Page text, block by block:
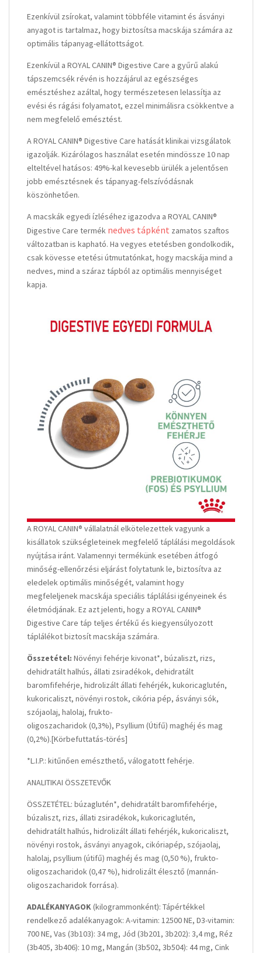
Ezenkívül zsírokat, valamint többféle vitamint és ásványi
anyagot is tartalmaz, hogy biztosítsa macskája számára az
optimális tápanyag-ellátottságot.
Ezenkívül a ROYAL CANIN® Digestive Care a gyűrű alakú
tápszemcsék révén is hozzájárul az egészséges
emésztéshez azáltal, hogy természetesen lelassítja az
evési és rágási folyamatot, ezzel minimálisra csökkentve a
nem megfelelő emésztést.
A ROYAL CANIN® Digestive Care hatását klinikai vizsgálatok
igazolják. Kizárólagos használat esetén mindössze 10 nap
elteltével hatásos: 49%-kal kevesebb ürülék a jelentősen
jobb emésztésnek és tápanyag-felszívódásnak
köszönhetően.
A macskák egyedi ízléséhez igazodva a ROYAL CANIN®
Digestive Care termék nedves tápként zamatos szaftos
változatban is kapható. Ha vegyes etetésben gondolkodik,
csak kövesse etetési útmutatónkat, hogy macskája mind a
nedves, mind a száraz tápból az optimális mennyiséget
kapja.
A ROYAL CANIN® vállalatnál elkötelezettek vagyunk a
kisállatok szükségleteinek megfelelő táplálási megoldások
nyújtása iránt. Valamennyi termékünk esetében átfogó
minőség-ellenőrzési eljárást folytatunk le, biztosítva az
eledelek optimális minőségét, valamint hogy
megfeleljenek macskája speciális táplálási igényeinek és
életmódjának. Ez azt jelenti, hogy a ROYAL CANIN®
Digestive Care táp teljes értékű és kiegyensúlyozott
táplálékot biztosít macskája számára.
Összetétel: Növényi fehérje kivonat*, búzaliszt, rizs,
dehidratált halhús, állati zsiradékok, dehidratált
baromfifehérje, hidrolizált állati fehérjék, kukoricaglutén,
kukoricaliszt, növényi rostok, cikória pép, ásványi sók,
szójaolaj, halolaj, frukto-
oligoszacharidok (0,3%), Psyllium (Útifű) maghéj és mag
(0,2%).[Körbefuttatás-törés]
*L.I.P.: kitűnően emészthető, válogatott fehérje.
ANALITIKAI ÖSSZETEVŐK
ÖSSZETÉTEL: búzaglutén*, dehidratált baromfifehérje,
búzaliszt, rizs, állati zsiradékok, kukoricaglutén,
dehidratált halhús, hidrolizált állati fehérjék, kukoricaliszt,
növényi rostok, ásványi anyagok, cikóriapép, szójaolaj,
halolaj, psyllium (útifű) maghéj és mag (0,50 %), frukto-
oligoszacharidok (0,47 %), hidrolizált élesztő (mannán-
oligoszacharidok forrása).
ADALÉKANYAGOK(kilogrammonként): Tápértékkel
rendelkező adalékanyagok: A-vitamin: 12500 NE, D3-vitamin:
700 NE, Vas (3b103): 34 mg, Jód (3b201, 3b202): 3,4 mg, Réz
(3b405, 3b406): 10 mg, Mangán (3b502, 3b504): 44 mg, Cink